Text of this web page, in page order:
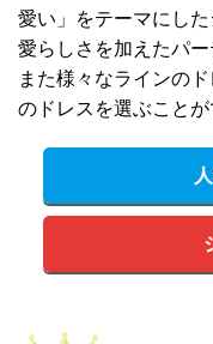
愛い」をテーマにし
愛らしさを加えたパ
また様々なラインの
のドレスを選ぶことが